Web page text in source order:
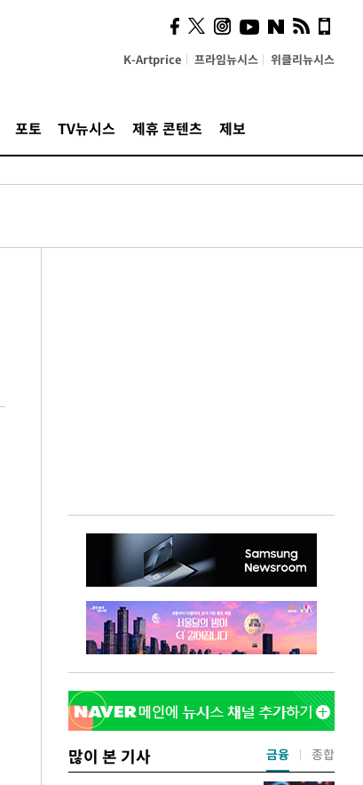
K-Artprice 프라임뉴시스 위클리뉴시스
포토 TV뉴시스 제휴 콘텐츠 제보
많이 본 기사 금융 종합